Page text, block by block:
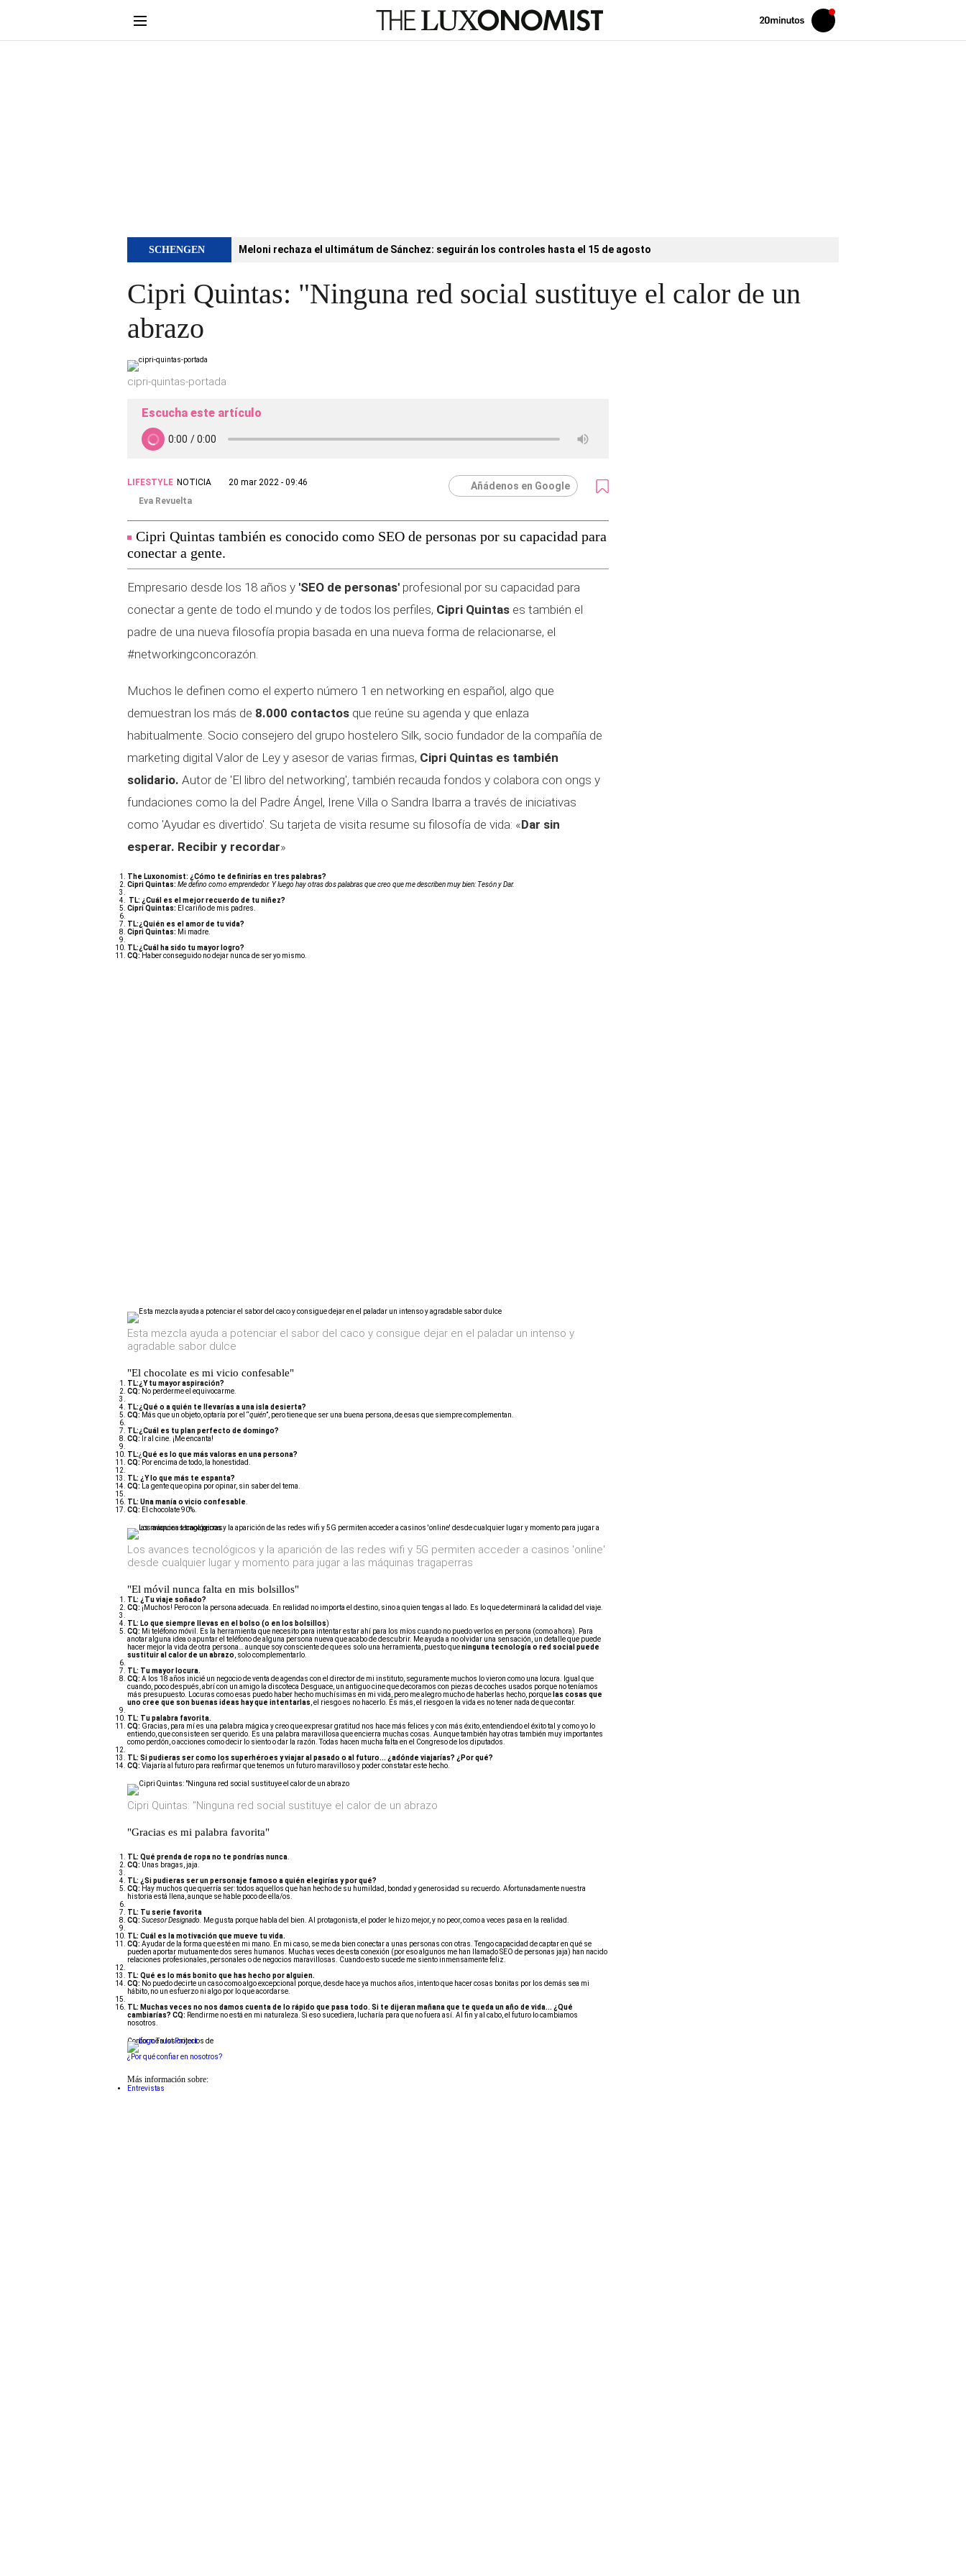
Volver
Iniciar
sesión
SCHENGEN Meloni rechaza el ultimátum de Sánchez: seguirán los controles hasta el 15 de agosto
Cipri Quintas: "Ninguna red social sustituye el calor de un
abrazo
cipri-quintas-portada
Escucha este artículo
LIFESTYLE NOTICIA
20 mar 2022 - 09:46
Eva Revuelta
Añádenos en Google
Cipri Quintas también es conocido como SEO de personas por su capacidad para
conectar a gente.
Empresario desde los 18 años y 'SEO de personas' profesional por su capacidad para
conectar a gente de todo el mundo y de todos los perfiles, Cipri Quintas es también el
padre de una nueva filosofía propia basada en una nueva forma de relacionarse, el
#networkingconcorazón.
Muchos le definen como el experto número 1 en networking en español, algo que
demuestran los más de 8.000 contactos que reúne su agenda y que enlaza
habitualmente. Socio consejero del grupo hostelero Silk, socio fundador de la compañía de
marketing digital Valor de Ley y asesor de varias firmas, Cipri Quintas es también
solidario. Autor de 'El libro del networking', también recauda fondos y colabora con ongs y
fundaciones como la del Padre Ángel, Irene Villa o Sandra Ibarra a través de iniciativas
como 'Ayudar es divertido'. Su tarjeta de visita resume su filosofía de vida: «Dar sin
esperar. Recibir y recordar»
The Luxonomist: ¿Cómo te definirías en tres palabras?
Cipri Quintas: Me defino como emprendedor. Y luego hay otras dos palabras que creo que me describen muy bien: Tesón y Dar.
TL: ¿Cuál es el mejor recuerdo de tu niñez?
Cipri Quintas: El cariño de mis padres.
TL:¿Quién es el amor de tu vida?
Cipri Quintas: Mi madre.
TL:¿Cuál ha sido tu mayor logro?
CQ: Haber conseguido no dejar nunca de ser yo mismo.
Esta mezcla ayuda a potenciar el sabor del caco y consigue dejar en el paladar un intenso y
agradable sabor dulce
"El chocolate es mi vicio confesable"
TL:¿Y tu mayor aspiración?
CQ: No perderme el equivocarme.
TL:¿Qué o a quién te llevarías a una isla desierta?
CQ: Más que un objeto, optaría por el “quién”, pero tiene que ser una buena persona, de esas que siempre complementan.
TL:¿Cuál es tu plan perfecto de domingo?
CQ: Ir al cine. ¡Me encanta!
TL:¿Qué es lo que más valoras en una persona?
CQ: Por encima de todo, la honestidad.
TL: ¿Y lo que más te espanta?
CQ: La gente que opina por opinar, sin saber del tema.
TL: Una manía o vicio confesable
CQ: El chocolate 90%.
Los avances tecnológicos y la aparición de las redes wifi y 5G permiten acceder a casinos 'online'
desde cualquier lugar y momento para jugar a las máquinas tragaperras
"El móvil nunca falta en mis bolsillos"
TL: ¿Tu viaje soñado?
CQ: ¡Muchos! Pero con la persona adecuada. En realidad no importa el destino, sino a quien tengas al lado. Es lo que determinará la calidad del viaje.
TL: Lo que siempre llevas en el bolso (o en los bolsillos)
CQ: Mi teléfono móvil. Es la herramienta que necesito para intentar estar ahí para los míos cuando no puedo verlos en persona (como ahora). Para
anotar alguna idea o apuntar el teléfono de alguna persona nueva que acabo de descubrir. Me ayuda a no olvidar una sensación, un detalle que puede
hacer mejor la vida de otra persona… aunque soy consciente de que es solo una herramienta, puesto queninguna tecnología o red social puede
sustituir al calor de un abrazo , solo complementarlo.
TL: Tu mayor locura.
CQ: A los 18 años inicié un negocio de venta de agendas con el director de mi instituto, seguramente muchos lo vieron como una locura. Igual que
cuando, poco después, abrí con un amigo la discoteca Desguace, un antiguo cine que decoramos con piezas de coches usados porque no teníamos
más presupuesto. Locuras como esas puedo haber hecho muchísimas en mi vida, pero me alegro mucho de haberlas hecho, porque las cosas que
uno cree que son buenas ideas hay que intentarlas , el riesgo es no hacerlo. Es más, el riesgo en la vida es no tener nada de que contar.
TL: Tu palabra favorita.
CQ: Gracias, para mí es una palabra mágica y creo que expresar gratitud nos hace más felices y con más éxito, entendiendo el éxito tal y como yo lo
entiendo, que consiste en ser querido. Es una palabra maravillosa que encierra muchas cosas. Aunque también hay otras también muy importantes
como perdón, o acciones como decir lo siento o dar la razón. Todas hacen mucha falta en el Congreso de los diputados.
TL: Si pudieras ser como los superhéroes y viajar al pasado o al futuro... ¿adónde viajarías? ¿Por qué?
CQ: Viajaría al futuro para reafirmar que tenemos un futuro maravilloso y poder constatar este hecho.
Cipri Quintas: "Ninguna red social sustituye el calor de un abrazo
"Gracias es mi palabra favorita"
TL: Qué prenda de ropa no te pondrías nunca
CQ: Unas bragas, jaja.
TL: ¿Si pudieras ser un personaje famoso a quién elegirías y por qué?
CQ: Hay muchos que querría ser: todos aquellos que han hecho de su humildad, bondad y generosidad su recuerdo. Afortunadamente nuestra
historia está llena, aunque se hable poco de ella/os.
TL: Tu serie favorita
CQ: Sucesor Designado.
Me gusta porque habla del bien. Al protagonista, el poder le hizo mejor, y no peor, como a veces pasa en la realidad.
TL: Cuál es la motivación que mueve tu vida.
CQ: Ayudar de la forma que esté en mi mano. En mi caso, se me da bien conectar a unas personas con otras. Tengo capacidad de captar en qué se
pueden aportar mutuamente dos seres humanos. Muchas veces de esta conexión (por eso algunos me han llamado SEO de personas jaja) han nacido
relaciones profesionales, personales o de negocios maravillosas. Cuando esto sucede me siento inmensamente feliz.
TL: Qué es lo más bonito que has hecho por alguien.
CQ: No puedo decirte un caso como algo excepcional porque, desde hace ya muchos años, intento que hacer cosas bonitas por los demás sea mi
hábito, no un esfuerzo ni algo por lo que acordarse.
TL: Muchas veces no nos damos cuenta de lo rápido que pasa todo. Si te dijeran mañana que te queda un año de vida... ¿Qué
cambiarías? CQ: Rendirme no está en mi naturaleza. Si eso sucediera, lucharía para que no fuera así. Al fin y al cabo, el futuro lo cambiamos
nosotros.
Conforme a los criterios de
¿Por qué confiar en nosotros?
Más información sobre:
Entrevistas